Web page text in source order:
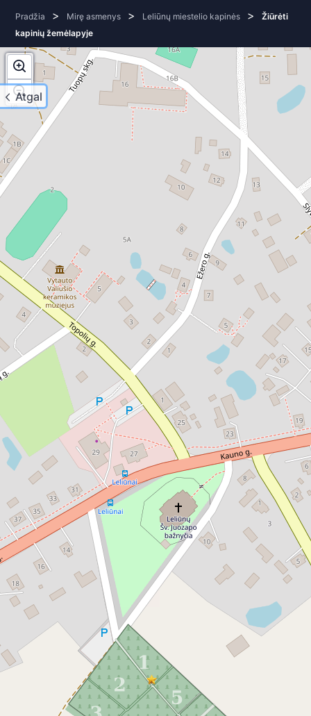
Atgal
Pradžia > Mirę asmenys > Leliūnų miestelio kapinės >
Žiūrėti
kapinių žemėlapyje